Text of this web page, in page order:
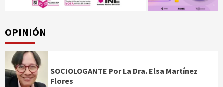
OPINIÓN
SOCIOLOGANTE Por La Dra. Elsa Martínez
Flores